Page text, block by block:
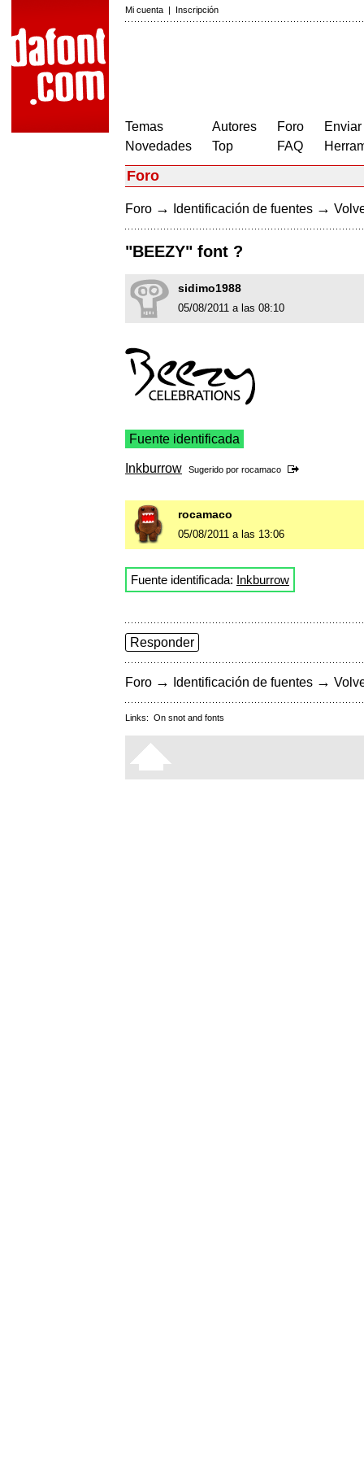
Mi cuenta | Inscripción
Temas
Novedades
Autores
Top
Foro
FAQ
Foro
Foro → Identificación de fuentes →
"BEEZY" font ?
sidimo1988
05/08/2011 a las 08:10
Fuente identificada
Inkburrow Sugerido por rocamaco
rocamaco
05/08/2011 a las 13:06
Fuente identificada: Inkburrow
Responder
Foro → Identificación de fuentes →
Links: On snot and fonts